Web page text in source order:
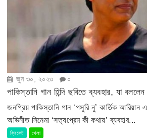
জুন ৩০, ২০২৩ ০
পাকিস্তানি গান হিন্দি ছবিতে ব্যবহার, যা
জনপ্রিয় পাকিস্তানি গান ‘পসুরি নু’ কার্তিক আরিয়ান
অভিনীত সিনেমা ‘সত্যপ্রেম কী কথায়’ ব্যবহার...
ক্রিকেট খেলা